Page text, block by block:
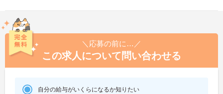
＼応募の前に…／
この求人について問い合わせる
自分の給与がいくらになるか知りたい